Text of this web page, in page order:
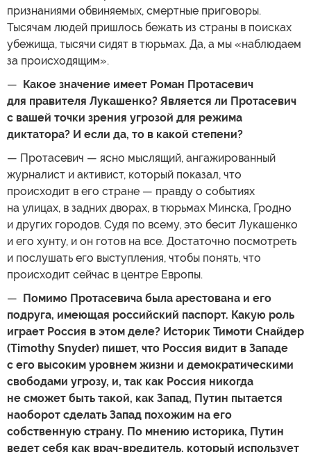
признаниями обвиняемых, смертные приговоры.
Тысячам людей пришлось бежать из страны в поисках
убежища, тысячи сидят в тюрьмах. Да, а мы «наблюдаем
за происходящим».
— Какое значение имеет Роман Протасевич
для правителя Лукашенко? Является ли Протасевич
с вашей точки зрения угрозой для режима
диктатора? И если да, то в какой степени?
— Протасевич — ясно мыслящий, ангажированный
журналист и активист, который показал, что
происходит в его стране — правду о событиях
на улицах, в задних дворах, в тюрьмах Минска, Гродно
и других городов. Судя по всему, это бесит Лукашенко
и его хунту, и он готов на все. Достаточно посмотреть
и послушать его выступления, чтобы понять, что
происходит сейчас в центре Европы.
— Помимо Протасевича была арестована и его
подруга, имеющая российский паспорт. Какую роль
играет Россия в этом деле? Историк Тимоти Снайдер
(Timothy Snyder) пишет, что Россия видит в Западе
с его высоким уровнем жизни и демократическими
свободами угрозу, и, так как Россия никогда
не сможет быть такой, как Запад, Путин пытается
наоборот сделать Запад похожим на его
собственную страну. По мнению историка, Путин
ведет себя как врач-вредитель, который использует